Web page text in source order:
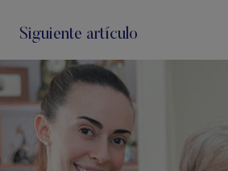
Siguiente artículo